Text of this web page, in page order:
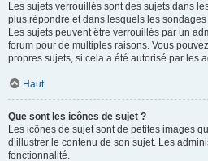
Les sujets verrouillés sont des sujets dans
plus répondre et dans lesquels les
Les sujets peuvent être verrouillés par un
forum pour de multiples raisons. Vous
propres sujets, si cela a été autorisé par les
Haut
Que sont les icônes de sujet ?
Les icônes de sujet sont de petites images
d’illustrer le contenu de son sujet. Les
fonctionnalité.